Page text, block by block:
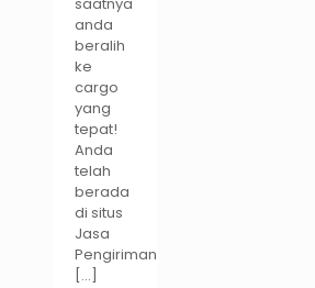
anda
beralih
ke
cargo
yang
tepat!
Anda
telah
berada
di situs
Jasa
Pengiriman
[…]